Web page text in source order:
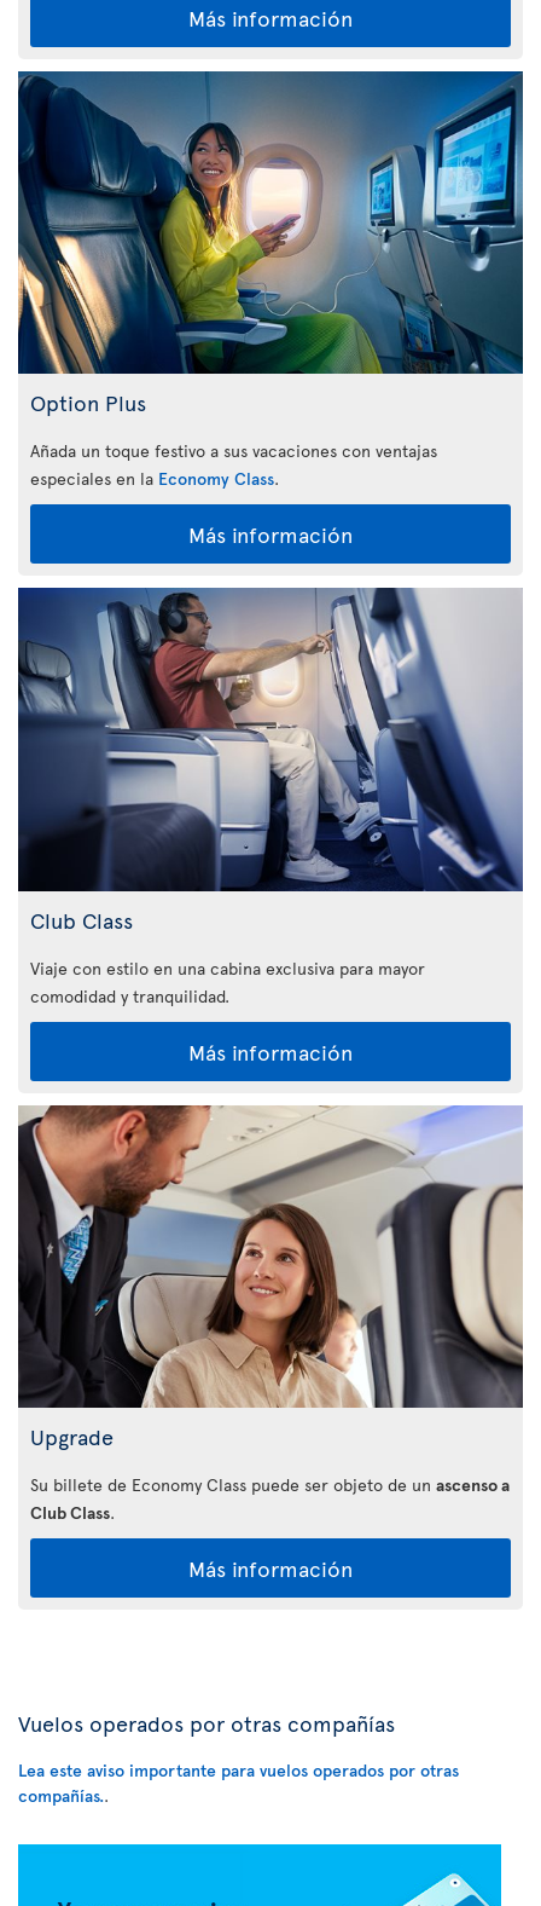
Más información
Option Plus
Añada un toque festivo a sus vacaciones con ventajas
especiales en la Economy Class.
Más información
Club Class
Viaje con estilo en una cabina exclusiva para mayor
comodidad y tranquilidad.
Más información
Upgrade
Su billete de Economy Class puede ser objeto de un ascenso a
Club Class.
Más información
Vuelos operados por otras compañías
Lea este aviso importante para vuelos operados por otras
compañías..